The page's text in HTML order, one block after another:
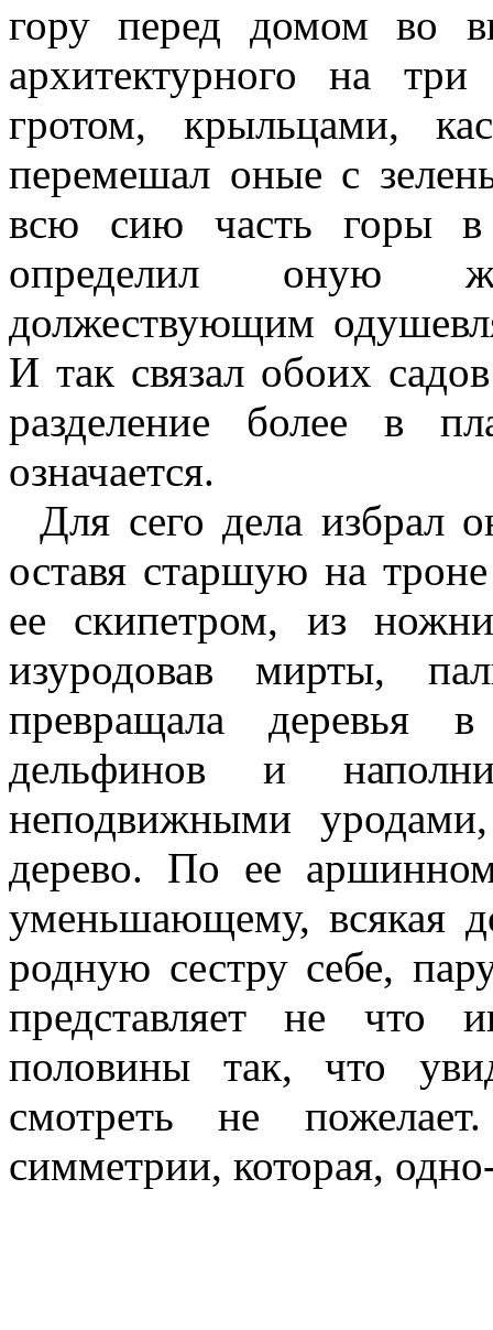
гору перед домом во
архитектурного на
гротом, крыльцами,
перемешал оные с
всю сию часть горы в
определил оную
должествующим
И так связал обоих
разделение более в
означается.
Для сего дела избрал
оставя старшую на
ее скипетром, из
изуродовав мирты,
превращала деревья
дельфинов и
неподвижными
дерево. По ее
уменьшающему, всякая
родную сестру себе,
представляет не что
половины так, что
смотреть не
симметрии, которая,